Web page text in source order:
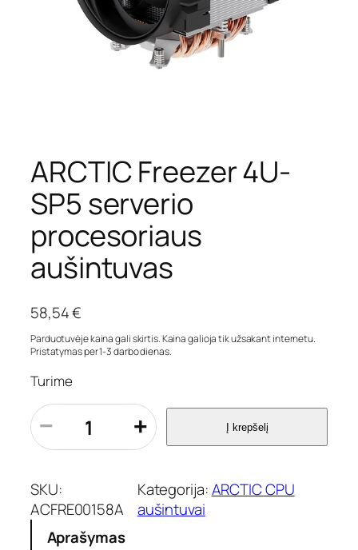
ARCTIC Freezer 4U-
SP5 serverio
procesoriaus
aušintuvas
58,54€
Parduotuvėje kaina gali skirtis. Kaina galioja tik užsakant internetu.
Pristatymas per 1-3 darbo dienas.
Turime
p
r
o
u
k
t
− + Į krepšelį
SKU:
ACFRE00158A
Kategorija:ARCTIC CPU
aušintuvai
Aprašymas